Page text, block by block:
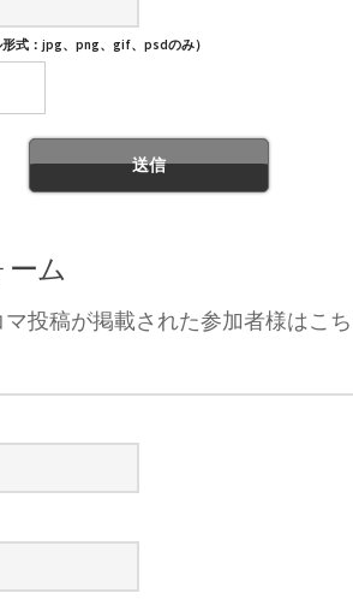
式：jpg、png、gif、psdのみ）
ーム
投稿が掲載された参加者様はこ